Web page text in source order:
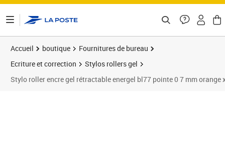
Accueil boutique
Fournitures de bureau
Ecriture et correction
Stylos rollers gel
Stylo roller encre gel rétractable energel bl77 pointe 0 7 mm orange